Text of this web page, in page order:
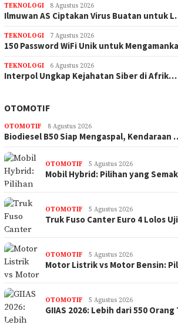
TEKNOLOGI 8 Agustus 2026
Ilmuwan AS Ciptakan Virus Buatan untuk
TEKNOLOGI 7 Agustus 2026
150 Password WiFi Unik untuk
TEKNOLOGI 6 Agustus 2026
Interpol Ungkap Kejahatan Siber di Afrik…
OTOMOTIF
OTOMOTIF 8 Agustus 2026
Biodiesel B50 Siap Mengaspal, Kendaraan
OTOMOTIF 5 Agustus 2026
Mobil Hybrid: Pilihan yang
OTOMOTIF 5 Agustus 2026
Truk Fuso Canter Euro 4 Lolos
OTOMOTIF 5 Agustus 2026
Motor Listrik vs Motor Bensin:
OTOMOTIF 5 Agustus 2026
GIIAS 2026: Lebih dari 550